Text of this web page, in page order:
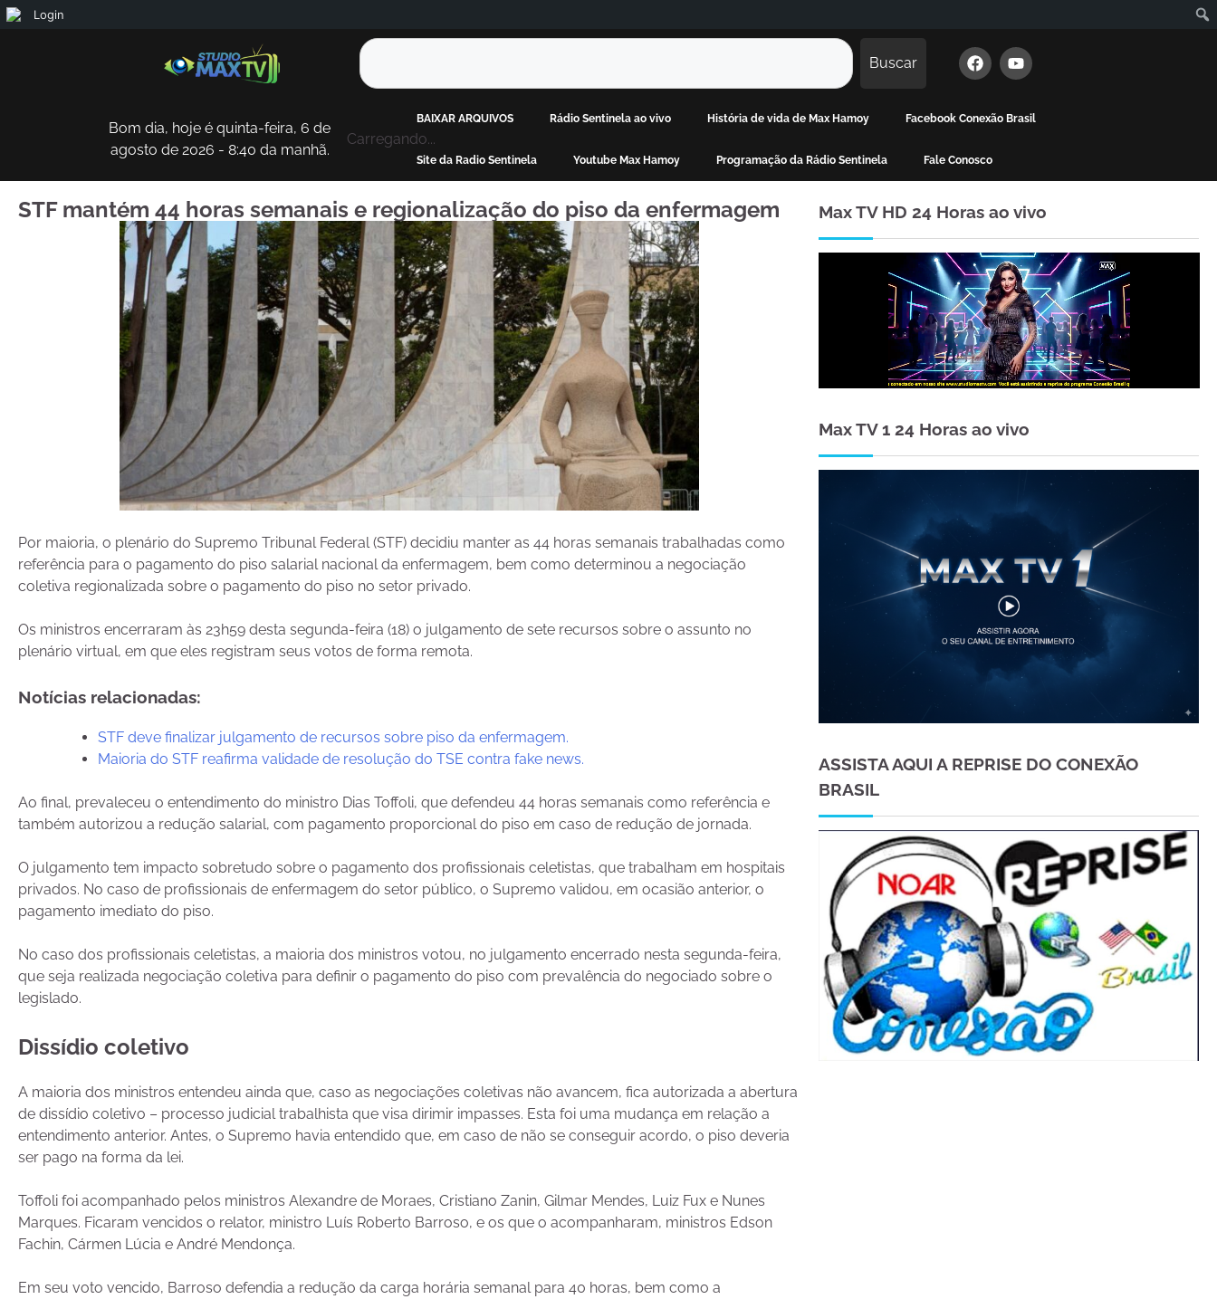
Buscar
Bom dia, hoje é quinta-feira, 6 de
agosto de 2026 - 8:40 da manhã.
Carregando...
BAIXAR ARQUIVOS Rádio Sentinela ao vivo História de vida de Max Hamoy Facebook Conexão Brasil
Site da Radio Sentinela Youtube Max Hamoy Programação da Rádio Sentinela Fale Conosco
STF mantém 44 horas semanais e regionalização do piso da enfermagem
Por maioria, o plenário do Supremo Tribunal Federal (STF) decidiu manter as 44 horas semanais trabalhadas como
referência para o pagamento do piso salarial nacional da enfermagem, bem como determinou a negociação
coletiva regionalizada sobre o pagamento do piso no setor privado.
Os ministros encerraram às 23h59 desta segunda-feira (18) o julgamento de sete recursos sobre o assunto no
plenário virtual, em que eles registram seus votos de forma remota.
Notícias relacionadas:
STF deve finalizar julgamento de recursos sobre piso da enfermagem.
Maioria do STF reafirma validade de resolução do TSE contra fake news.
Ao final, prevaleceu o entendimento do ministro Dias Toffoli, que defendeu 44 horas semanais como referência e
também autorizou a redução salarial, com pagamento proporcional do piso em caso de redução de jornada.
O julgamento tem impacto sobretudo sobre o pagamento dos profissionais celetistas, que trabalham em hospitais
privados. No caso de profissionais de enfermagem do setor público, o Supremo validou, em ocasião anterior, o
pagamento imediato do piso.
No caso dos profissionais celetistas, a maioria dos ministros votou, no julgamento encerrado nesta segunda-feira,
que seja realizada negociação coletiva para definir o pagamento do piso com prevalência do negociado sobre o
legislado.
Dissídio coletivo
A maioria dos ministros entendeu ainda que, caso as negociações coletivas não avancem, fica autorizada a abertura
de dissídio coletivo – processo judicial trabalhista que visa dirimir impasses. Esta foi uma mudança em relação a
entendimento anterior. Antes, o Supremo havia entendido que, em caso de não se conseguir acordo, o piso deveria
ser pago na forma da lei.
Toffoli foi acompanhado pelos ministros Alexandre de Moraes, Cristiano Zanin, Gilmar Mendes, Luiz Fux e Nunes
Marques. Ficaram vencidos o relator, ministro Luís Roberto Barroso, e os que o acompanharam, ministros Edson
Fachin, Cármen Lúcia e André Mendonça.
Em seu voto vencido, Barroso defendia a redução da carga horária semanal para 40 horas, bem como a
Max TV HD 24 Horas ao vivo
Max TV 1 24 Horas ao vivo
ASSISTA AQUI A REPRISE DO CONEXÃO
BRASIL
Login